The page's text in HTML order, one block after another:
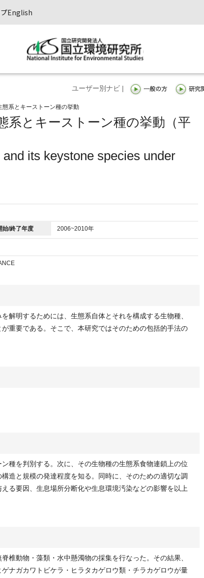
English
ユーザー別ナビ |
態系とキーストーン種の挙動
系とキーストーン種の挙動（平
its keystone species under
始/終了年度 2006~2010年
解明するためには、生態系自体とそれを構成する生物種、
重要である。そこで、本研究ではそのための包括的手法の
種を判別する。次に、その生物種の生態系食物連鎖上の位
造と規模の発達程度を知る。同時に、そのための適切な調
る要因、生息場所分断化や生息環境汚染などの影響を以上
椎動物・藻類・水中懸濁物の採集を行なった。その結果、
ナガカワトビケラ・ヒラタカゲロウ類・チラカゲロウが量